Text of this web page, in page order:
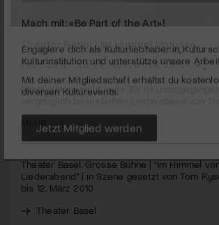
minutes,
17
seconds
Theater Basel | Im Himmel Vorusse
PUBLIZIERT AM 26. NOVEMBER 2009
Basel gibt es nicht mehr. Es ist
MEHR
Theater Basel. Grosse Bühne | “Im Himmel
Liederabend” | in Szene gesetzt von Tom
bis 12. März 2010
Theater Basel
Engagiere dich als Kulturliebhaber:in,
Kulturinstitution und unterstütze unsere
Mit deiner Mitgliedschaft erhältst du
Jetzt Mitglied werden